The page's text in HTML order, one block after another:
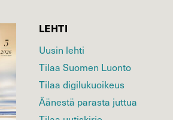
LEHTI
Uusin lehti
Tilaa Suomen Luonto
Tilaa digilukuoikeus
Äänestä parasta juttua